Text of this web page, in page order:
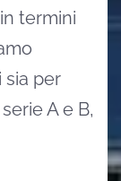
termini
sia per
A e B,